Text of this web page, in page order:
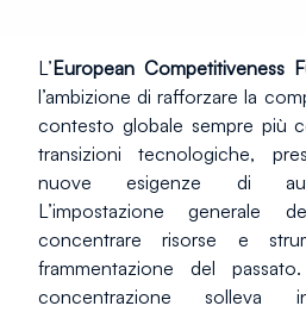
L’European Competitiveness
l’ambizione di rafforzare la
contesto globale sempre più
transizioni tecnologiche,
nuove esigenze di
L’impostazione
concentrare risorse e
frammentazione del
concentrazione solleva